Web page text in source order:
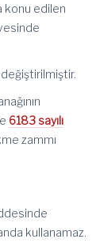
konu edilen
değiştirilmiştir.
6183 sayılı
zammı
kullanamaz.